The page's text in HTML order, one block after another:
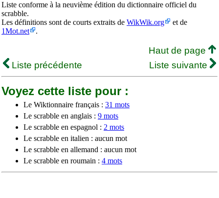
Liste conforme à la neuvième édition du dictionnaire officiel du
scrabble.
Les définitions sont de courts extraits de WikWik.org
et de
1Mot.net
.
Haut de page
Liste précédente
Liste suivante
Voyez cette liste pour :
Le Wiktionnaire français : 31 mots
Le scrabble en anglais : 9 mots
Le scrabble en espagnol : 2 mots
Le scrabble en italien : aucun mot
Le scrabble en allemand : aucun mot
Le scrabble en roumain : 4 mots